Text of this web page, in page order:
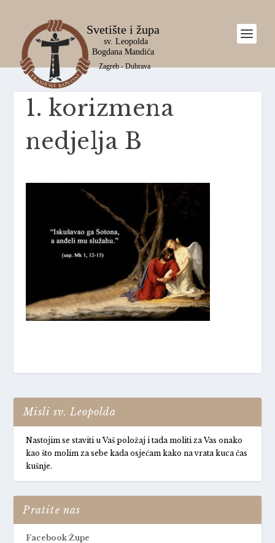
1. korizmena
nedjelja B
Misli sv. Leopolda
Nastojim se staviti u Vaš položaj i tada moliti za Vas onako
kao što molim za sebe kada osjećam kako na vrata kuca čas
kušnje.
Pratite nas
Facebook Župe